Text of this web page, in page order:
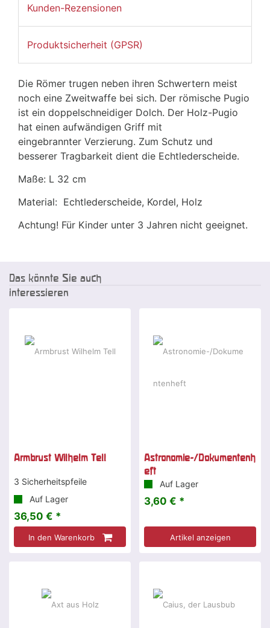
Kunden-Rezensionen
Produktsicherheit (GPSR)
Die Römer trugen neben ihren Schwertern meist
noch eine Zweitwaffe bei sich. Der römische Pugio
ist ein doppelschneidiger Dolch. Der Holz-Pugio
hat einen aufwändigen Griff mit
eingebrannter Verzierung. Zum Schutz und
besserer Tragbarkeit dient die Echtlederscheide.
Maße: L 32 cm
Material: Echtlederscheide, Kordel, Holz
Achtung! Für Kinder unter 3 Jahren nicht geeignet.
Das könnte Sie auch
interessieren
Armbrust Wilhelm Tell
3 Sicherheitspfeile
Auf Lager
36,50 € *
In den Warenkorb
Astronomie-/Dokumentenh
eft
Auf Lager
3,60 € *
Artikel anzeigen